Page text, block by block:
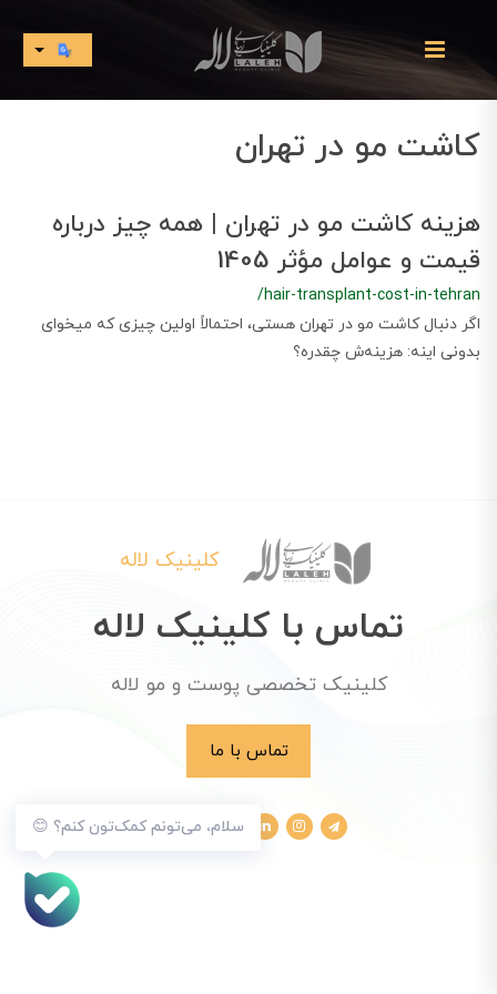
کاشت مو در تهران
هزینه کاشت مو در تهران | همه چیز درباره
قیمت و عوامل مؤثر 1405
/hair-transplant-cost-in-tehran
اگر دنبال کاشت مو در تهران هستی، احتمالاً اولین چیزی که میخوای
بدونی اینه: هزینه‌ش چقدره؟
سلام، می‌تونم کمک‌تون کنم؟ 😊
کلینیک لاله
تماس با کلینیک لاله
کلینیک تخصصی پوست و مو لاله
تماس با ما